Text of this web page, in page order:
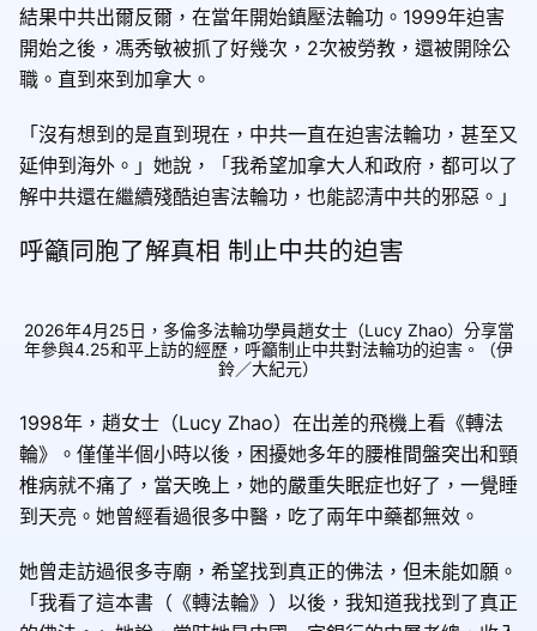
結果中共出爾反爾，在當年開始鎮壓法輪功。1999年迫害
開始之後，馮秀敏被抓了好幾次，2次被勞教，還被開除公
職。直到來到加拿大。
「沒有想到的是直到現在，中共一直在迫害法輪功，甚至又
延伸到海外。」她說，「我希望加拿大人和政府，都可以了
解中共還在繼續殘酷迫害法輪功，也能認清中共的邪惡。」
呼籲同胞了解真相 制止中共的迫害
2026年4月25日，多倫多法輪功學員趙女士（Lucy Zhao）分享當
年參與4.25和平上訪的經歷，呼籲制止中共對法輪功的迫害。（伊
鈴／大紀元）
1998年，趙女士（Lucy Zhao）在出差的飛機上看《轉法
輪》。僅僅半個小時以後，困擾她多年的腰椎間盤突出和頸
椎病就不痛了，當天晚上，她的嚴重失眠症也好了，一覺睡
到天亮。她曾經看過很多中醫，吃了兩年中藥都無效。
她曾走訪過很多寺廟，希望找到真正的佛法，但未能如願。
「我看了這本書（《轉法輪》）以後，我知道我找到了真正